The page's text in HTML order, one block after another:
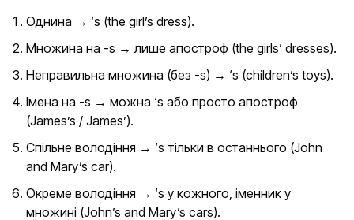
Однина → ‘s (the girl’s dress).
Множина на -s → лише апостроф (the girls’ dresses).
Неправильна множина (без -s) → ‘s (children’s toys).
Імена на -s → можна ‘s або просто апостроф
(James’s / James’).
Спільне володіння → ‘s тільки в останнього (John
and Mary’s car).
Окреме володіння → ‘s у кожного, іменник у
множині (John’s and Mary’s cars).